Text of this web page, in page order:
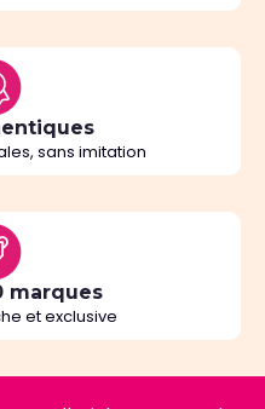
sans imitation
marques
et exclusive